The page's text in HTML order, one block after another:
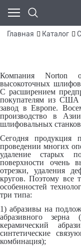
Главная Каталог
Компания Norton
высокоточных
С расширением
покупателям из
завод в Европе.
производство в
шлифовальных
Сегодня продукция
проведении многих
удаление старых
поверхности очень
отрезки, удаления
кругов. Поэтому все
особенностей
три типа:
1) абразивы на
абразивного зерна
керамический
синтетические
комбинация);